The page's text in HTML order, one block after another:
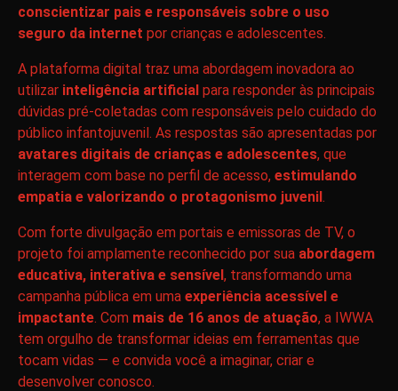
conscientizar pais e responsáveis sobre o uso
seguro da internet por crianças e adolescentes.
A plataforma digital traz uma abordagem inovadora ao
utilizar inteligência artificial para responder às principais
dúvidas pré-coletadas com responsáveis pelo cuidado do
público infantojuvenil. As respostas são apresentadas por
avatares digitais de crianças e adolescentes, que
interagem com base no perfil de acesso, estimulando
empatia e valorizando o protagonismo juvenil.
Com forte divulgação em portais e emissoras de TV, o
projeto foi amplamente reconhecido por sua abordagem
educativa, interativa e sensível, transformando uma
campanha pública em uma experiência acessível e
impactante. Com mais de 16 anos de atuação, a IWWA
tem orgulho de transformar ideias em ferramentas que
tocam vidas — e convida você a imaginar, criar e
desenvolver conosco.